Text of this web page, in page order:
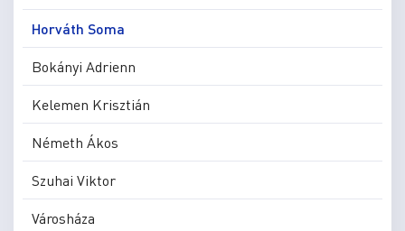
Horváth Soma
Bokányi Adrienn
Kelemen Krisztián
Németh Ákos
Szuhai Viktor
Városháza